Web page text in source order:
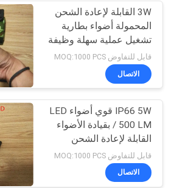
3W القابلة لإعادة الشحن
المحمولة أضواء بطارية
تشغيل عملية سهلة وظيفة
Floatable
قابل للتفاوض MOQ:1000 PCS
الاتصال
IP66 5W قوي أضواء LED
/ 500 LM بقيادة الأضواء
القابلة لإعادة الشحن
اللاسلكي
قابل للتفاوض MOQ:1000 PCS
الاتصال